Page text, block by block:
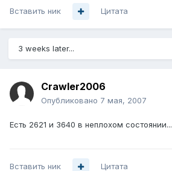
Вставить ник Цитата
3 weeks later...
Crawler2006
Опубликовано 7 мая, 2007
Есть 2621 и 3640 в неплохом состоянии...
Вставить ник Цитата